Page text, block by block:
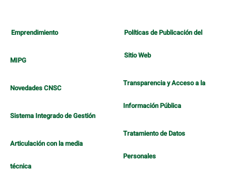
Emprendimiento
MIPG
Novedades CNSC
Sistema Integrado de Gestión
Articulación con la media
técnica
Políticas de Publicación del
Sitio Web
Transparencia y Acceso a la
Información Pública
Tratamiento de Datos
Personales